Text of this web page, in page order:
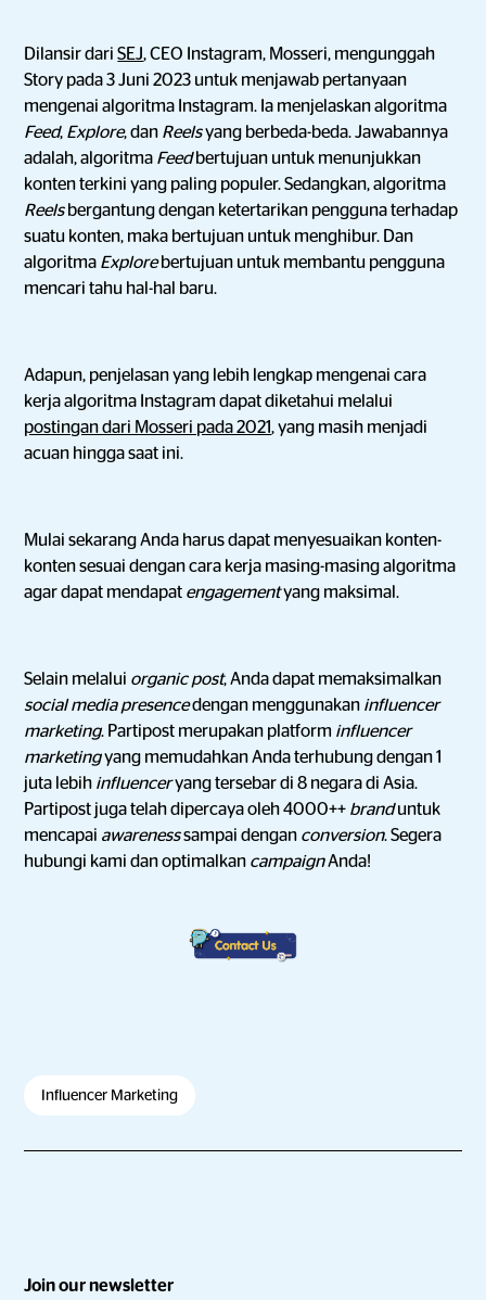
Dilansir dariSEJ, CEO Instagram, Mosseri, mengunggah
Story pada 3 Juni 2023 untuk menjawab pertanyaan
mengenai algoritma Instagram. Ia menjelaskan algoritma
Feed, Explore, dan Reelsyang berbeda-beda. Jawabannya
adalah, algoritma Feedbertujuan untuk menunjukkan
konten terkini yang paling populer. Sedangkan, algoritma
Reels bergantung dengan ketertarikan pengguna terhadap
suatu konten, maka bertujuan untuk menghibur. Dan
algoritma Explorebertujuan untuk membantu pengguna
mencari tahu hal-hal baru.
Adapun, penjelasan yang lebih lengkap mengenai cara
kerja algoritma Instagram dapat diketahui melalui
postingan dari Mosseri pada 2021, yang masih menjadi
acuan hingga saat ini.
Mulai sekarang Anda harus dapat menyesuaikan konten-
konten sesuai dengan cara kerja masing-masing algoritma
agar dapat mendapat engagementyang maksimal.
Selain melalui organic post, Anda dapat memaksimalkan
social media presencedengan menggunakan influencer
marketing. Partipost merupakan platform influencer
marketingyang memudahkan Anda terhubung dengan 1
juta lebih influenceryang tersebar di 8 negara di Asia.
Partipost juga telah dipercaya oleh 4000++ branduntuk
mencapai awarenesssampai dengan conversion. Segera
hubungi kami dan optimalkan campaignAnda!
Influencer Marketing
Join our newsletter